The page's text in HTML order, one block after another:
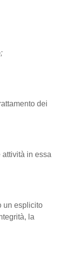
dei
in essa
un esplicito
la